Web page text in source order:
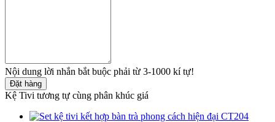
Nội dung lời nhắn bắt buộc phải từ 3-1000 kí tự!
Đặt hàng
Kệ Tivi tương tự cùng phân khúc giá